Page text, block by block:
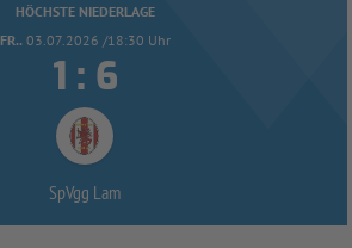
HÖCHSTE NIEDERLAGE
FR.. 03.07.2026 /18:30 Uhr
 : 
SpVgg Lam